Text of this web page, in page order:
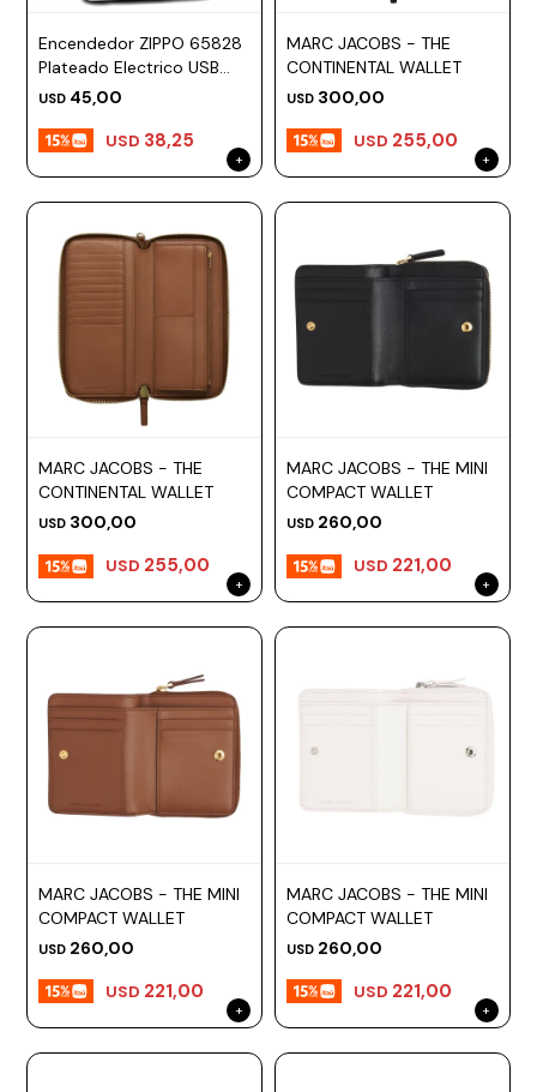
Encendedor ZIPPO 65828
Plateado Electrico USB
Recargable
USD 45,00
USD 38,25
MARC JACOBS - THE
CONTINENTAL WALLET
USD 300,00
USD 255,00
MARC JACOBS - THE
CONTINENTAL WALLET
USD 300,00
USD 255,00
MARC JACOBS - THE MINI
COMPACT WALLET
USD 260,00
USD 221,00
MARC JACOBS - THE MINI
COMPACT WALLET
USD 260,00
USD 221,00
MARC JACOBS - THE MINI
COMPACT WALLET
USD 260,00
USD 221,00